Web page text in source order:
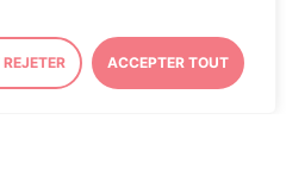
ACCEPTER TOUT